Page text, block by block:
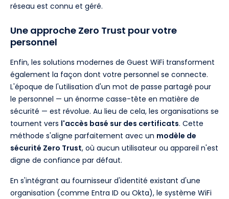
réseau est connu et géré.
Une approche Zero Trust pour votre
personnel
Enfin, les solutions modernes de Guest WiFi transforment
également la façon dont votre personnel se connecte.
L'époque de l'utilisation d'un mot de passe partagé pour
le personnel — un énorme casse-tête en matière de
sécurité — est révolue. Au lieu de cela, les organisations se
tournent vers l'accès basé sur des certificats. Cette
méthode s'aligne parfaitement avec un modèle de
sécurité Zero Trust, où aucun utilisateur ou appareil n'est
digne de confiance par défaut.
En s'intégrant au fournisseur d'identité existant d'une
organisation (comme Entra ID ou Okta), le système WiFi